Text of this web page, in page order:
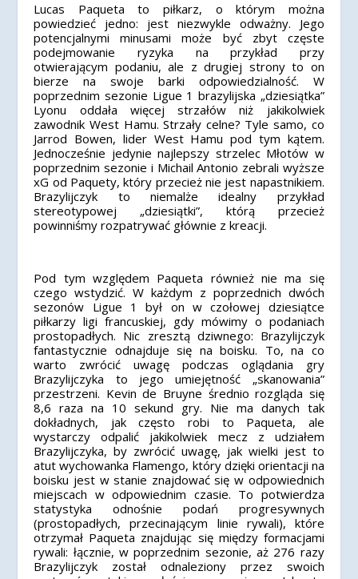
Lucas Paqueta to piłkarz, o którym można
powiedzieć jedno: jest niezwykle odważny. Jego
potencjalnymi minusami może być zbyt częste
podejmowanie ryzyka na przykład przy
otwierającym podaniu, ale z drugiej strony to on
bierze na swoje barki odpowiedzialność. W
poprzednim sezonie Ligue 1 brazylijska „dziesiątka”
Lyonu oddała więcej strzałów niż jakikolwiek
zawodnik West Hamu. Strzały celne? Tyle samo, co
Jarrod Bowen, lider West Hamu pod tym kątem.
Jednocześnie jedynie najlepszy strzelec Młotów w
poprzednim sezonie i Michail Antonio zebrali wyższe
xG od Paquety, który przecież nie jest napastnikiem.
Brazylijczyk to niemalże idealny przykład
stereotypowej „dziesiątki”, którą przecież
powinniśmy rozpatrywać głównie z kreacji.
Pod tym względem Paqueta również nie ma się
czego wstydzić. W każdym z poprzednich dwóch
sezonów Ligue 1 był on w czołowej dziesiątce
piłkarzy ligi francuskiej, gdy mówimy o podaniach
prostopadłych. Nic zresztą dziwnego: Brazylijczyk
fantastycznie odnajduje się na boisku. To, na co
warto zwrócić uwagę podczas oglądania gry
Brazylijczyka to jego umiejętność „skanowania”
przestrzeni. Kevin de Bruyne średnio rozgląda się
8,6 raza na 10 sekund gry. Nie ma danych tak
dokładnych, jak często robi to Paqueta, ale
wystarczy odpalić jakikolwiek mecz z udziałem
Brazylijczyka, by zwrócić uwagę, jak wielki jest to
atut wychowanka Flamengo, który dzięki orientacji na
boisku jest w stanie znajdować się w odpowiednich
miejscach w odpowiednim czasie. To potwierdza
statystyka odnośnie podań progresywnych
(prostopadłych, przecinającym linie rywali), które
otrzymał Paqueta znajdując się między formacjami
rywali: łącznie, w poprzednim sezonie, aż 276 razy
Brazylijczyk został odnaleziony przez swoich